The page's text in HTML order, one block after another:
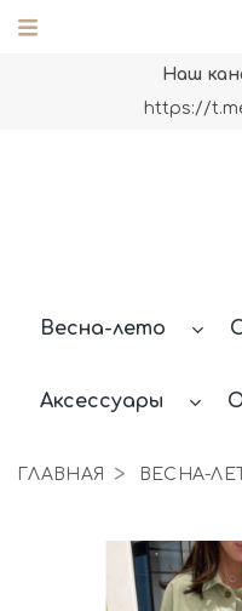
Наш
https://
Весна-лето
Аксессуары
ГЛАВНАЯ ВЕСНА-